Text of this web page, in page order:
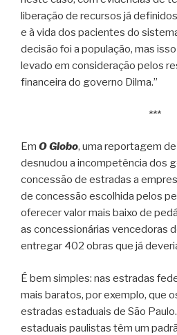
liberação de recursos já
e à vida dos pacientes do
decisão foi a população, mas
levado em consideração pelos
financeira do governo Dilma.”
***
Em O Globo, uma reportagem de
desnudou a incompetência dos
concessão de estradas a
de concessão escolhida pelos
oferecer valor mais baixo de
as concessionárias vencedoras
entregar 402 obras que já
É bem simples: nas estradas
mais baratos, por exemplo, que
estradas estaduais de São
estaduais paulistas têm um